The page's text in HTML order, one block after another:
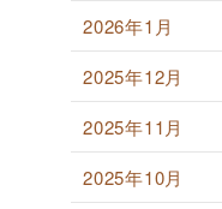
2026年1月
2025年12月
2025年11月
2025年10月